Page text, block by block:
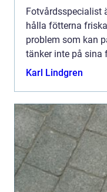
Fotvårdsspecialist
hålla fötterna
problem som kan
tänker inte på sina
ett faktum, men
Karl Lindgren